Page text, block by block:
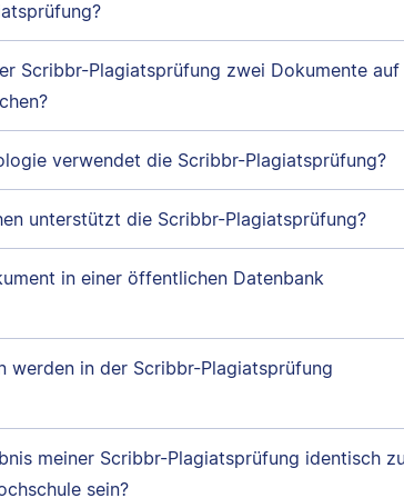
Scribbr-Plagiatsprüfung zwei Dokumente auf
verwendet die Scribbr-Plagiatsprüfung?
unterstützt die Scribbr-Plagiatsprüfung?
in einer öffentlichen Datenbank
werden in der Scribbr-Plagiatsprüfung
meiner Scribbr-Plagiatsprüfung identisch
sein?